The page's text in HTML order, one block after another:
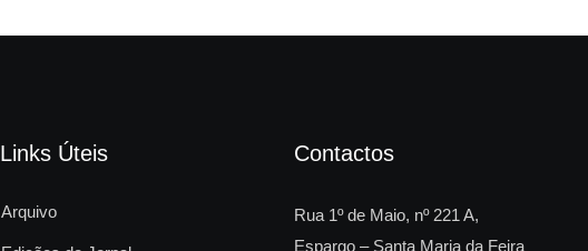
Links Úteis
Arquivo
Contactos
Rua 1º de Maio, nº 221 A,
Espargo – Santa Maria da Feira